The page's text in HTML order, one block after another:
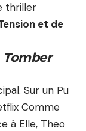
thriller
et de
Tomber
Sur un Pu
Comme
à Elle, Theo